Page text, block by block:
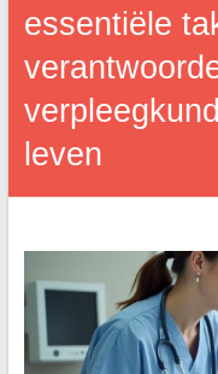
essentiële
leven